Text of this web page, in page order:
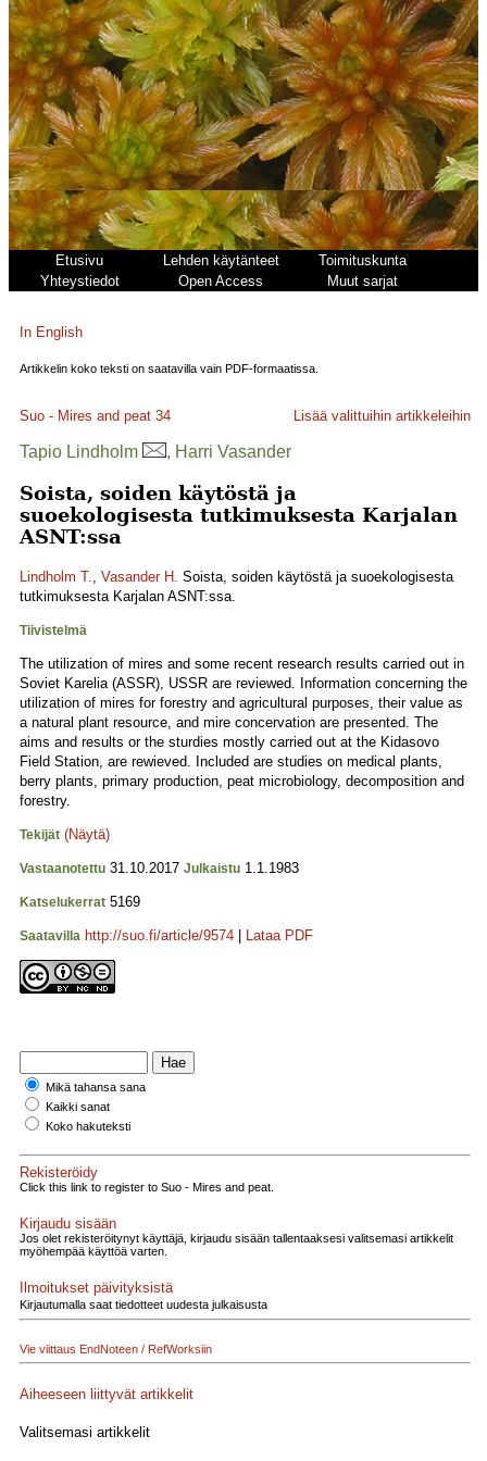
Etusivu Lehden käytänteet
Toimituskunta
Yhteystiedot
Open Access Muut sarjat
In English
Artikkelin koko teksti on saatavilla vain PDF-formaatissa.
Suo - Mires and peat 34 Lisää valittuihin artikkeleihin
Tapio Lindholm , Harri Vasander
Soista, soiden käytöstä ja
suoekologisesta tutkimuksesta Karjalan
ASNT:ssa
Lindholm T., Vasander H. Soista, soiden käytöstä ja suoekologisesta
tutkimuksesta Karjalan ASNT:ssa.
Tiivistelmä
The utilization of mires and some recent research results carried out in
Soviet Karelia (ASSR), USSR are reviewed. Information concerning the
utilization of mires for forestry and agricultural purposes, their value as
a natural plant resource, and mire concervation are presented. The
aims and results or the sturdies mostly carried out at the Kidasovo
Field Station, are rewieved. Included are studies on medical plants,
berry plants, primary production, peat microbiology, decomposition and
forestry.
Tekijät (Näytä)
Vastaanotettu 31.10.2017 Julkaistu 1.1.1983
Katselukerrat 5169
Saatavilla http://suo.fi/article/9574 Lataa PDF
Mikä tahansa sana
Kaikki sanat
Koko hakuteksti
Rekisteröidy
Click this link to register to Suo - Mires and peat.
Kirjaudu sisään
Jos olet rekisteröitynyt käyttäjä, kirjaudu sisään tallentaaksesi valitsemasi artikkelit
myöhempää käyttöä varten.
Ilmoitukset päivityksistä
Kirjautumalla saat tiedotteet uudesta julkaisusta
Vie viittaus EndNoteen / RefWorksiin
Aiheeseen liittyvät artikkelit
Valitsemasi artikkelit